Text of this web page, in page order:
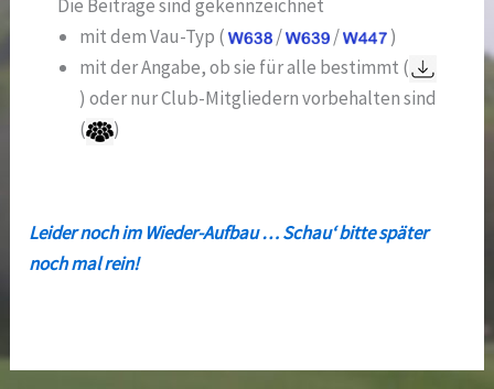
Die Beiträge sind gekennzeichnet
mit dem Vau-Typ (
/ /
)
mit der Angabe, ob sie für alle bestimmt (
) oder nur Club-Mitgliedern vorbehalten sind
(
)
Leider noch im Wieder-Aufbau … Schau‘ bitte später
noch mal rein!